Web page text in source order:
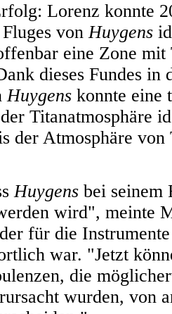
Lorenz konnte
Fluges vonHuygens
eine Zone mit
dieses Fundes in
Huygens konnte eine
Titanatmosphäre
der Atmosphäre
Huygens bei seinem
wird", meinte
für die
war. "Jetzt
die
wurden, von